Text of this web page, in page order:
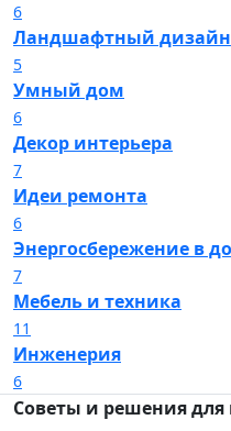
6
Ландшафтный дизайн
5
Умный дом
6
Декор интерьера
7
Идеи ремонта
6
Энергосбережение в
7
Мебель и техника
11
Инженерия
6
Советы и решения